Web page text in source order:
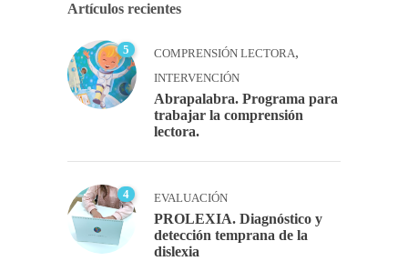
Artículos recientes
5 COMPRENSIÓN LECTORA,
INTERVENCIÓN
Abrapalabra. Programa para
trabajar la comprensión
lectora.
4 EVALUACIÓN
PROLEXIA. Diagnóstico y
detección temprana de la
dislexia